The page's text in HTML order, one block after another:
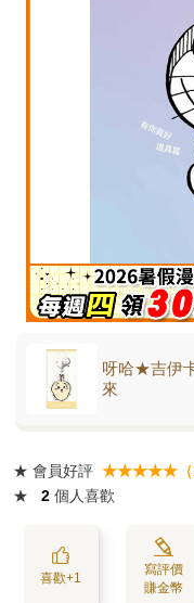
呀哈★吉伊
來
★ 會員好評 ★★★★★（1
★
2 個人喜歡
喜歡+1
寫評價
賺金幣